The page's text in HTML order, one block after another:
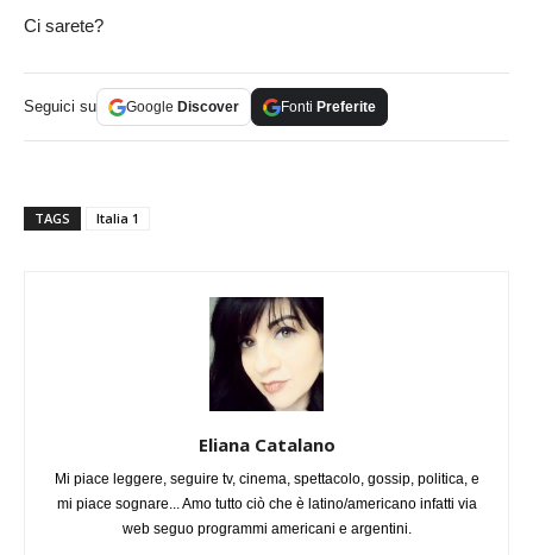
Ci sarete?
Seguici su Google Discover Fonti Preferite
TAGS Italia 1
Eliana Catalano
Mi piace leggere, seguire tv, cinema, spettacolo, gossip, politica, e
mi piace sognare... Amo tutto ciò che è latino/americano infatti via
web seguo programmi americani e argentini.